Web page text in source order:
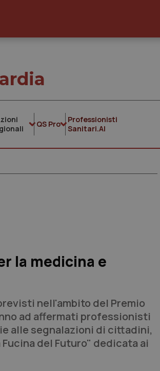
QS Pro
Professionisti
Sanitari.AI
la medicina e
nell'ambito del Premio
ad affermati professionisti
alle segnalazioni di cittadini,
del Futuro" dedicata ai